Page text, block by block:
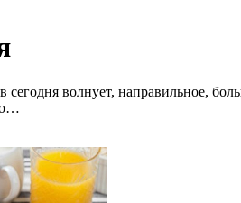
волнует, направильное,